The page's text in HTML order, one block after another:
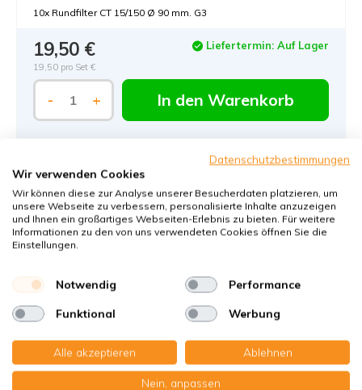
10x Rundfilter CT 15/150 Ø 90 mm. G3
19,50 €
19,50 pro Set €
Liefertermin: Auf Lager
- + In den Warenkorb
Bestellen Sie KWL-Filter bei KWL-
FilterOnline:
Der KWL-Filter-Experte aus Deutschland
Klimaneutraler Versand
Käuferschutz mit Trusted Shops
Kostenloser Erinnerungsservice
Datenschutzbestimmungen
Wir verwenden Cookies
Wir können diese zur Analyse unserer Besucherdaten platzieren, um
unsere Webseite zu verbessern, personalisierte Inhalte anzuzeigen
und Ihnen ein großartiges Webseiten-Erlebnis zu bieten. Für weitere
Informationen zu den von uns verwendeten Cookies öffnen Sie die
Einstellungen.
Notwendig Performance
Funktional Werbung
Alle akzeptieren Ablehnen
Nein, anpassen